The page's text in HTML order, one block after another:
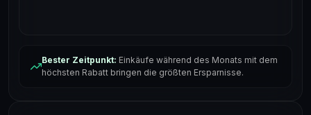
Bester Zeitpunkt: Einkäufe während des Monats mit dem
höchsten Rabatt bringen die größten Ersparnisse.